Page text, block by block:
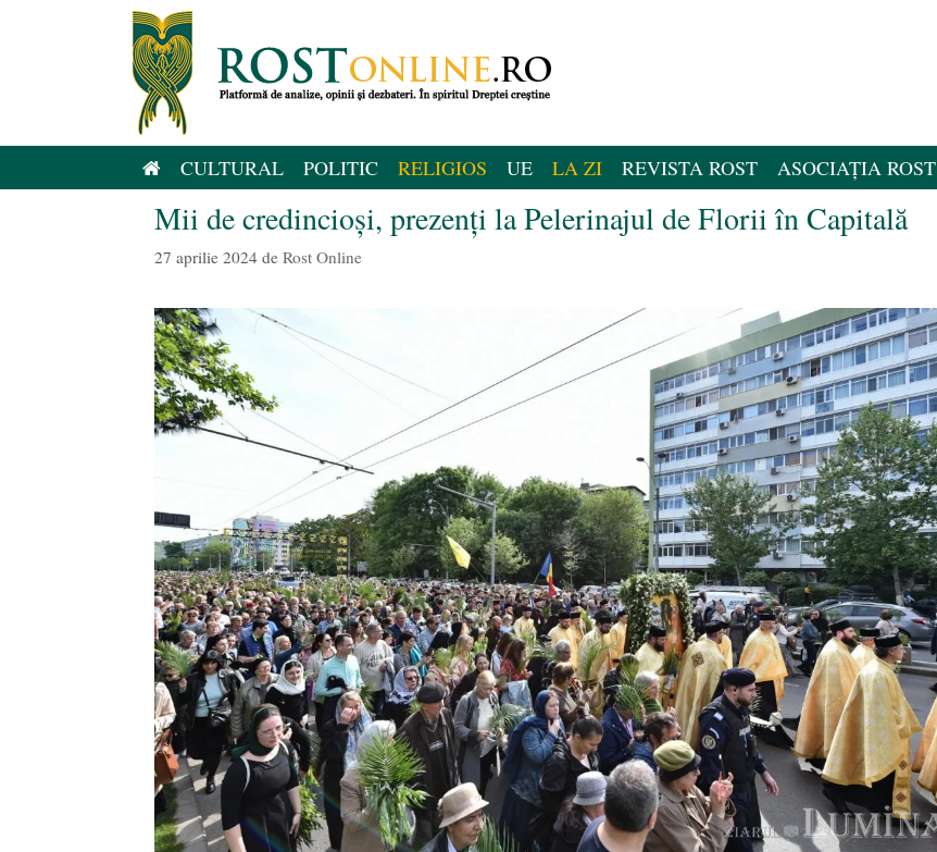
CULTURAL POLITIC RELIGIOS UE LA ZI REVISTA ROST ASOCIAȚIA ROST
Mii de credincioși, prezenți la Pelerinajul de Florii în Capitală
27 aprilie 2024 de Rost Online